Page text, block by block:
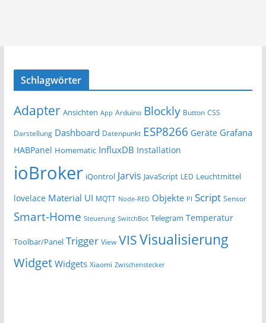
Schlagwörter
Adapter Ansichten App Arduino Blockly Button CSS
Darstellung Dashboard Datenpunkt ESP8266 Geräte Grafana
HABPanel Homematic InfluxDB Installation
ioBroker iQontrol Jarvis JavaScript LED Leuchtmittel
lovelace Material UI MQTT Node-RED Objekte PI Script Sensor
Smart-Home Steuerung SwitchBot Telegram Temperatur
Toolbar/Panel Trigger View VISVisualisierung
Widget Widgets Xiaomi Zwischenstecker